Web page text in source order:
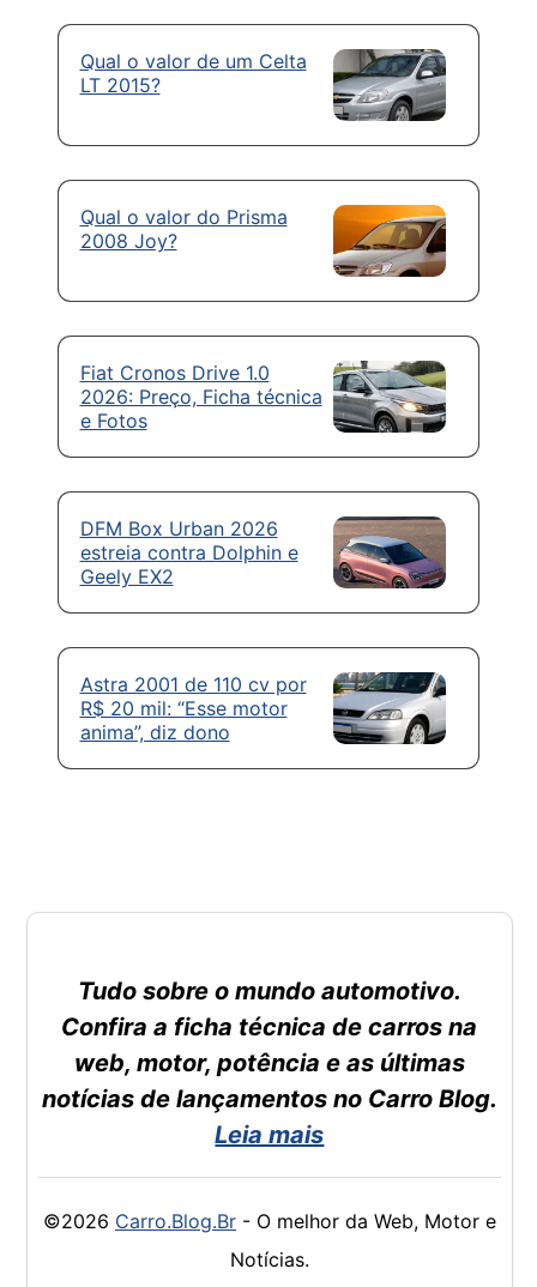
Qual o valor de um Celta
LT 2015?
Qual o valor do Prisma
2008 Joy?
Fiat Cronos Drive 1.0
2026: Preço, Ficha técnica
e Fotos
DFM Box Urban 2026
estreia contra Dolphin e
Geely EX2
Astra 2001 de 110 cv por
R$ 20 mil: “Esse motor
anima”, diz dono
Tudo sobre o mundo automotivo.
Confira a ficha técnica de carros na
web, motor, potência e as últimas
notícias de lançamentos no Carro Blog.
Leia mais
©2026 Carro.Blog.Br- O melhor da Web, Motor e
Notícias.